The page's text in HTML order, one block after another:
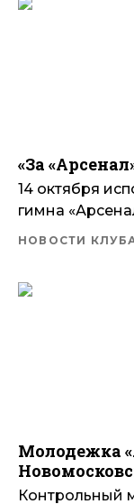
«За
14 октября
гимна
НОВОСТИ
Молодежка
Контрольный